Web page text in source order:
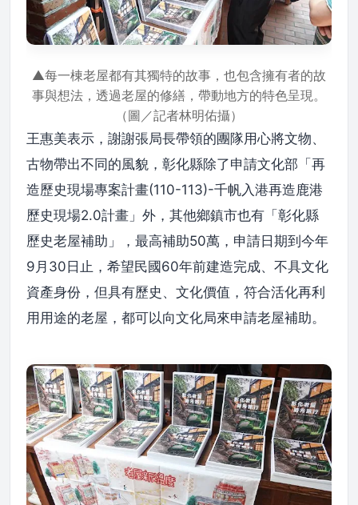
▲每一棟老屋都有其獨特的故事，也包含擁有者的故
事與想法，透過老屋的修繕，帶動地方的特色呈現。
（圖／記者林明佑攝）
王惠美表示，謝謝張局長帶領的團隊用心將文物、
古物帶出不同的風貌，彰化縣除了申請文化部「再
造歷史現場專案計畫(110-113)-千帆入港再造鹿港
歷史現場2.0計畫」外，其他鄉鎮市也有「彰化縣
歷史老屋補助」，最高補助50萬，申請日期到今年
9月30日止，希望民國60年前建造完成、不具文化
資產身份，但具有歷史、文化價值，符合活化再利
用用途的老屋，都可以向文化局來申請老屋補助。